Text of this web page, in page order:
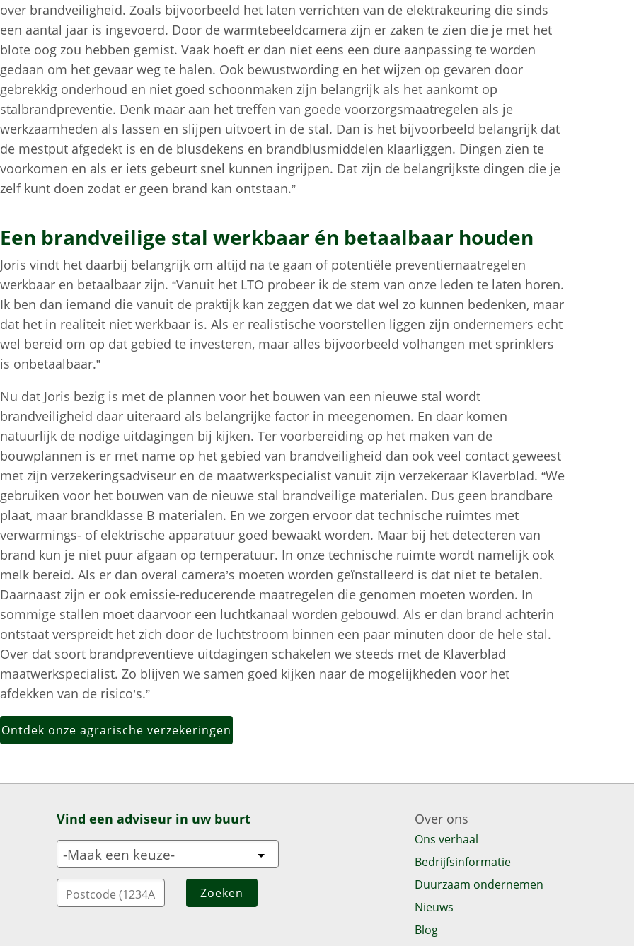
over brandveiligheid. Zoals bijvoorbeeld het laten verrichten van de elektrakeuring die sinds
een aantal jaar is ingevoerd. Door de warmtebeeldcamera zijn er zaken te zien die je met het
blote oog zou hebben gemist. Vaak hoeft er dan niet eens een dure aanpassing te worden
gedaan om het gevaar weg te halen. Ook bewustwording en het wijzen op gevaren door
gebrekkig onderhoud en niet goed schoonmaken zijn belangrijk als het aankomt op
stalbrandpreventie. Denk maar aan het treffen van goede voorzorgsmaatregelen als je
werkzaamheden als lassen en slijpen uitvoert in de stal. Dan is het bijvoorbeeld belangrijk dat
de mestput afgedekt is en de blusdekens en brandblusmiddelen klaarliggen. Dingen zien te
voorkomen en als er iets gebeurt snel kunnen ingrijpen. Dat zijn de belangrijkste dingen die je
zelf kunt doen zodat er geen brand kan ontstaan.”
Een brandveilige stal werkbaar én betaalbaar houden
Joris vindt het daarbij belangrijk om altijd na te gaan of potentiële preventiemaatregelen
werkbaar en betaalbaar zijn. “Vanuit het LTO probeer ik de stem van onze leden te laten horen.
Ik ben dan iemand die vanuit de praktijk kan zeggen dat we dat wel zo kunnen bedenken, maar
dat het in realiteit niet werkbaar is. Als er realistische voorstellen liggen zijn ondernemers echt
wel bereid om op dat gebied te investeren, maar alles bijvoorbeeld volhangen met sprinklers
is onbetaalbaar.”
Nu dat Joris bezig is met de plannen voor het bouwen van een nieuwe stal wordt
brandveiligheid daar uiteraard als belangrijke factor in meegenomen. En daar komen
natuurlijk de nodige uitdagingen bij kijken. Ter voorbereiding op het maken van de
bouwplannen is er met name op het gebied van brandveiligheid dan ook veel contact geweest
met zijn verzekeringsadviseur en de maatwerkspecialist vanuit zijn verzekeraar Klaverblad. “We
gebruiken voor het bouwen van de nieuwe stal brandveilige materialen. Dus geen brandbare
plaat, maar brandklasse B materialen. En we zorgen ervoor dat technische ruimtes met
verwarmings- of elektrische apparatuur goed bewaakt worden. Maar bij het detecteren van
brand kun je niet puur afgaan op temperatuur. In onze technische ruimte wordt namelijk ook
melk bereid. Als er dan overal camera’s moeten worden geïnstalleerd is dat niet te betalen.
Daarnaast zijn er ook emissie-reducerende maatregelen die genomen moeten worden. In
sommige stallen moet daarvoor een luchtkanaal worden gebouwd. Als er dan brand achterin
ontstaat verspreidt het zich door de luchtstroom binnen een paar minuten door de hele stal.
Over dat soort brandpreventieve uitdagingen schakelen we steeds met de Klaverblad
maatwerkspecialist. Zo blijven we samen goed kijken naar de mogelijkheden voor het
afdekken van de risico’s.”
Ontdek onze agrarische verzekeringen
Vind een adviseur in uw buurt Over ons
Ons verhaal
Bedrijfsinformatie
Duurzaam ondernemen
Nieuws
Blog